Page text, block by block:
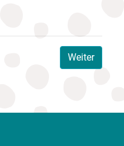
Weiter